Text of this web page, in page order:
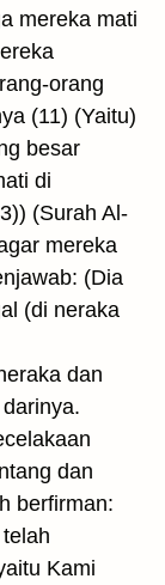
mereka mati
orang
(11) (Yaitu)
besar
di
(Surah Al-
mereka
(Dia
(di neraka
dan
dan
berfirman:
Kami